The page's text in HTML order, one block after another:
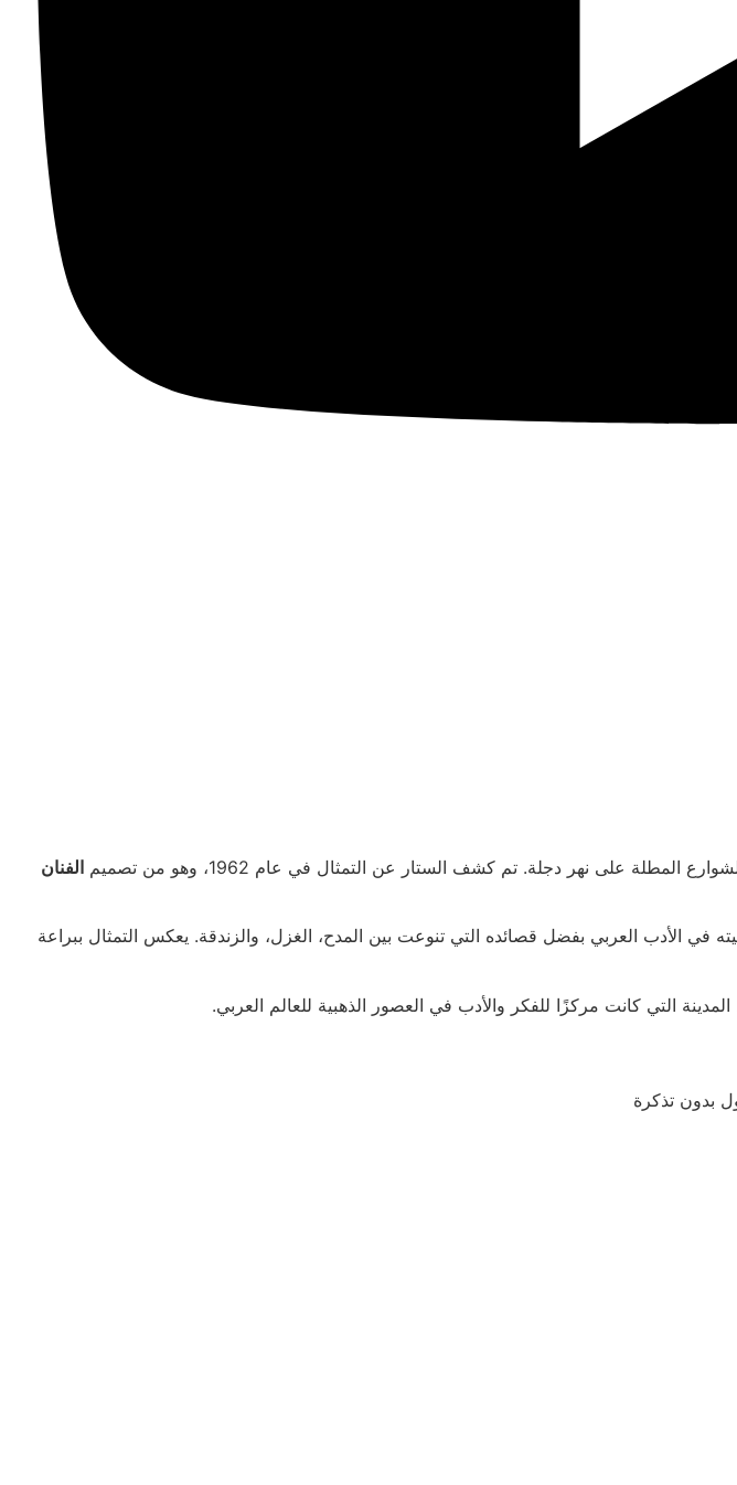
المطلة على نهر دجلة. تم كشف الستار عن التمثال في عام 1962، وهو من تصميم
الفنان
في الأدب العربي بفضل قصائده التي تنوعت بين المدح، الغزل، والزندقة. يعكس التمثال ببراعة
التي كانت مركزًا للفكر والأدب في العصور الذهبية للعالم العربي.
بدون تذكرة